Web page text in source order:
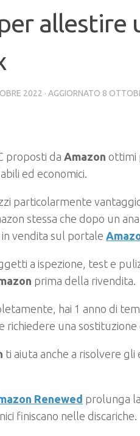
allestire
2022 · AGGIORNATO 8
proposti da Amazon ottimi
ed economici.
particolarmente
stessa che dopo un
vendita sul portale
a ispezione, test e
prima della rivendita.
hai 1 anno di
richiedere una sostituzione
ti aiuta anche a risolvere
Renewed prolunga
finiscano nelle discariche.